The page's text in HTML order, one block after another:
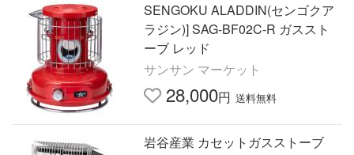
SENGOKU ALADDIN(センゴクア
ラジン)] SAG-BF02C-R ガススト
ーブ レッド
サンサン マーケット
28,000円 送料無料
岩谷産業 カセットガスストーブ